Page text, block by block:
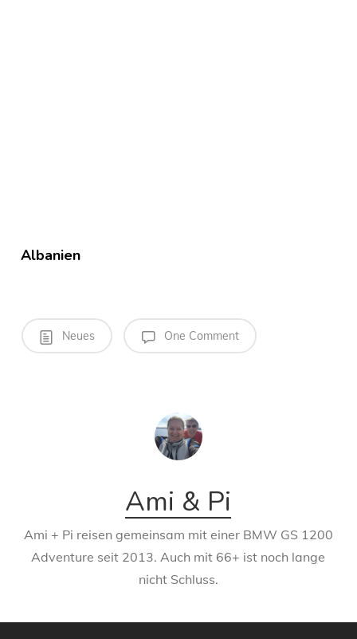
Albanien
Neues One Comment
Ami & Pi
Ami + Pi reisen gemeinsam mit einer BMW GS 1200
Adventure seit 2013. Auch mit 66+ ist noch lange
nicht Schluss.